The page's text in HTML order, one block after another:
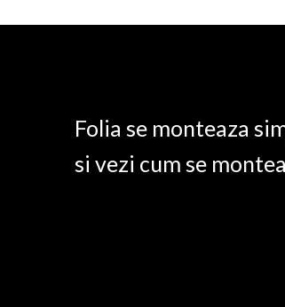
Folia se monteaza
si vezi cum se